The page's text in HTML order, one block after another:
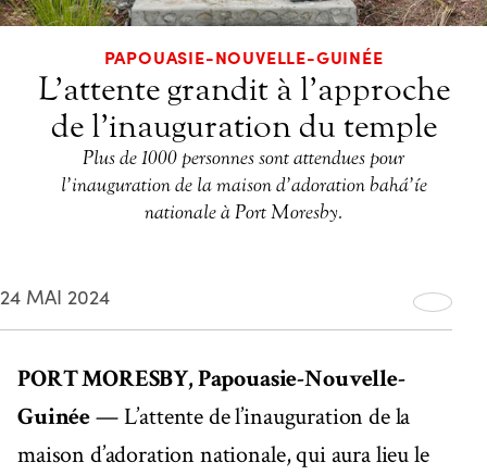
PAPOUASIE-NOUVELLE-GUINÉE
L’attente grandit à l’approche
de l’inauguration du temple
Plus de 1 000 personnes sont attendues pour
l’inauguration de la maison d’adoration bahá’íe
nationale à Port Moresby.
24 MAI 2024
PORT MORESBY, Papouasie-Nouvelle-
Guinée— L’attente de l’inauguration de la
maison d’adoration nationale, qui aura lieu le